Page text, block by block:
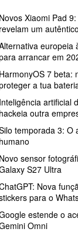
Novos Xiaomi Pad
revelam um
europeia
arrancar em
HarmonyOS 7 beta:
a tua
Inteligência artificial
hackeia outra
temporada 3: O
humano
Novo sensor
S27 Ultra
Nova
para o
estende o
Omni